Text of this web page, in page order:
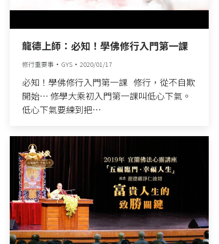
龍德上師：必知！學佛修行入門第一課
修行重要事 GYS 2020/01/17
必知！學佛修行入門第一課 修行，從不自欺
開始… 修學大乘初入門第一課叫低心下氣。
低心下氣要練到把…